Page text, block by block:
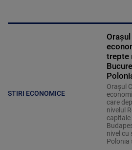
STIRI ECONOMICE
trepte
Orașul
care
nivelul
capitale
nivel cu
Polonia